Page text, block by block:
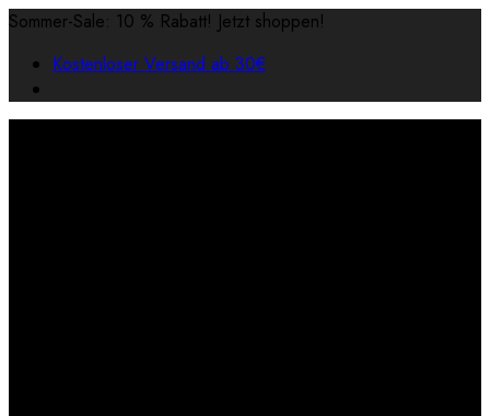
Sommer-Sale: 10 % Rabatt! Jetzt shoppen!
Kostenloser Versand ab 30€